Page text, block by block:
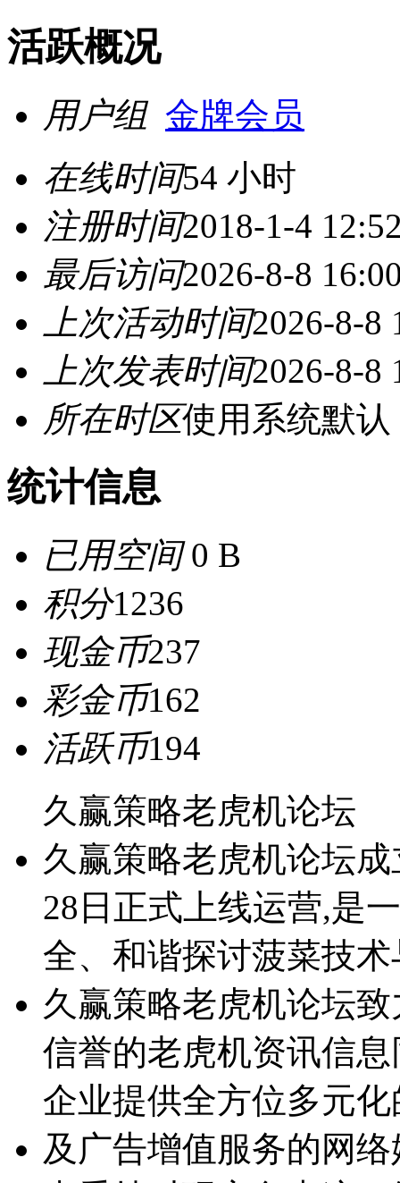
活跃概况
用户组 金牌会员
在线时间54 小时
注册时间2018-1-4
最后访问2026-8-8
上次活动时间2026-8-8
上次发表时间2026-8-8
所在时区使用系统默认
统计信息
已用空间0 B
积分1236
现金币237
彩金币162
活跃币194
久赢策略老虎机论坛
久赢策略老虎机论坛成
28日正式上线运营,是
全、和谐探讨菠菜技
久赢策略老虎机论坛
信誉的老虎机资讯信
企业提供全方位多元
及广告增值服务的网